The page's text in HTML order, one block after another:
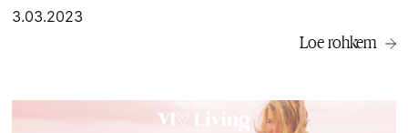
3.03.2023
Loe rohkem